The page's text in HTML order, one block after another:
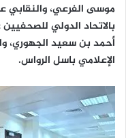
موسى الفرعي،
بالاتحاد الدولي للصحفيين
أحمد بن سعيد الجهوري،
الإعلامي باسل الرواس.